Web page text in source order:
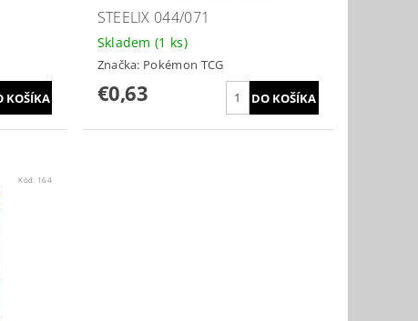
STEELIX 044/071
Skladem(1 ks)
Značka: Pokémon TCG
€0,63
Kód: 164